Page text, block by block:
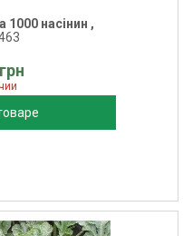
1000 насінин ,